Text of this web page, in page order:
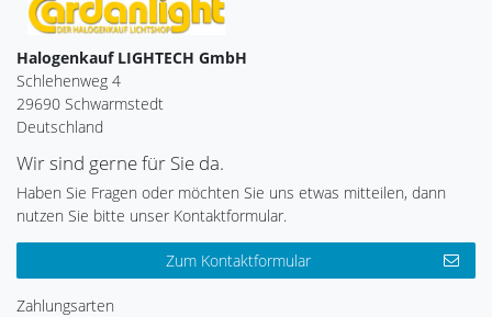
Halogenkauf LIGHTECH GmbH
Schlehenweg 4
29690 Schwarmstedt
Deutschland
Wir sind gerne für Sie da.
Haben Sie Fragen oder möchten Sie uns etwas mitteilen, dann
nutzen Sie bitte unser Kontaktformular.
Zum Kontaktformular
Zahlungsarten